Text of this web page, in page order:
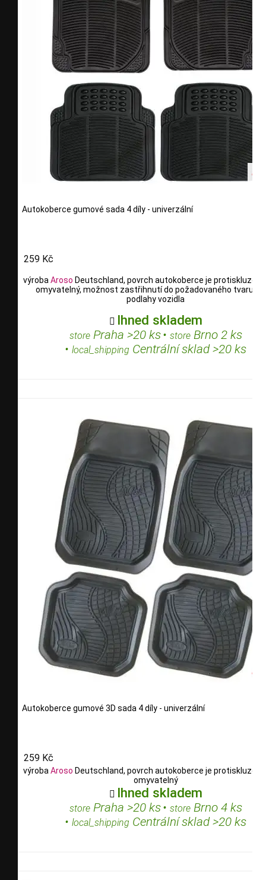
Autokoberce gumové sada 4 díly - univerzální
259 Kč
výroba Aroso Deutschland, povrch autokoberce je
omyvatelný, možnost zastřihnutí do požadovaného tvaru
podlahy vozidla
 Ihned skladem
storePraha >20 ks• storeBrno 2 ks
• local_shipping Centrální sklad >20 ks
Autokoberce gumové 3D sada 4 díly - univerzální
259 Kč
výroba Aroso Deutschland, povrch autokoberce je
omyvatelný
 Ihned skladem
storePraha >20 ks• storeBrno 4 ks
• local_shipping Centrální sklad >20 ks